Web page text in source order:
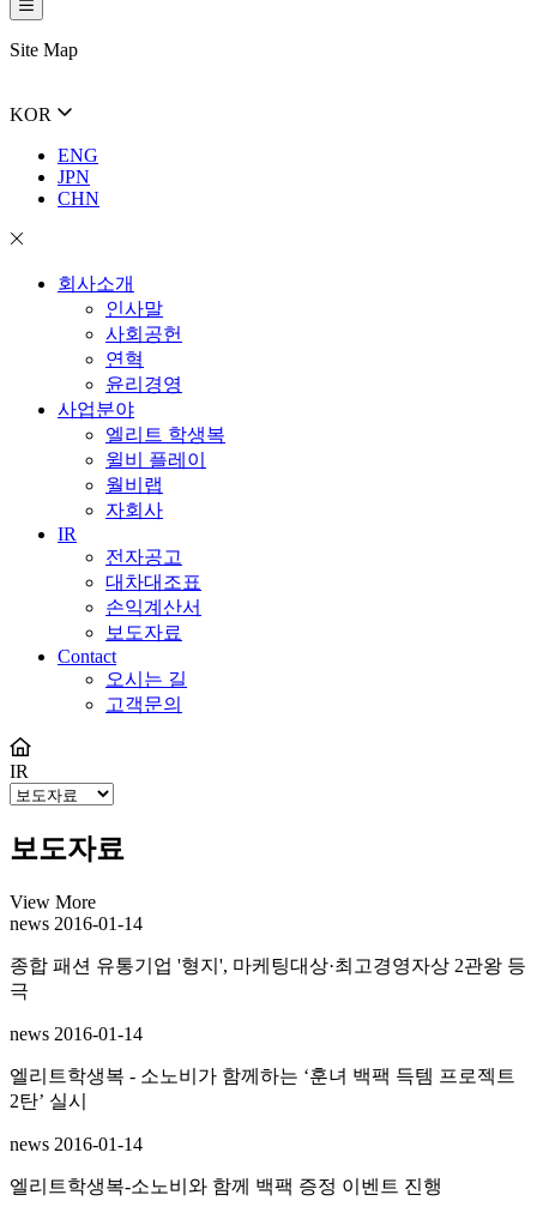
Site Map
KOR
ENG
JPN
CHN
회사소개
인사말
사회공헌
연혁
윤리경영
사업분야
엘리트 학생복
윌비 플레이
월비랩
자회사
IR
전자공고
대차대조표
손익계산서
보도자료
Contact
오시는 길
고객문의
IR
보도자료
View More
news 2016-01-14
종합 패션 유통기업 '형지', 마케팅대상·최고경영자상 2관왕 등
극
news 2016-01-14
엘리트학생복 - 소노비가 함께하는 ‘훈녀 백팩 득템 프로젝트
2탄’ 실시
news 2016-01-14
엘리트학생복-소노비와 함께 백팩 증정 이벤트 진행